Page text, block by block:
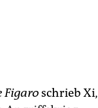
Figaro schrieb Xi,